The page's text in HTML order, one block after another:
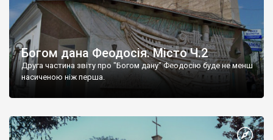
Богом дана Феодосія. Місто Ч.2
Друга частина звіту про "Богом дану" Феодосію буде не менш
насиченою ніж перша.